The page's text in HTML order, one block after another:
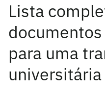
Lista
para uma